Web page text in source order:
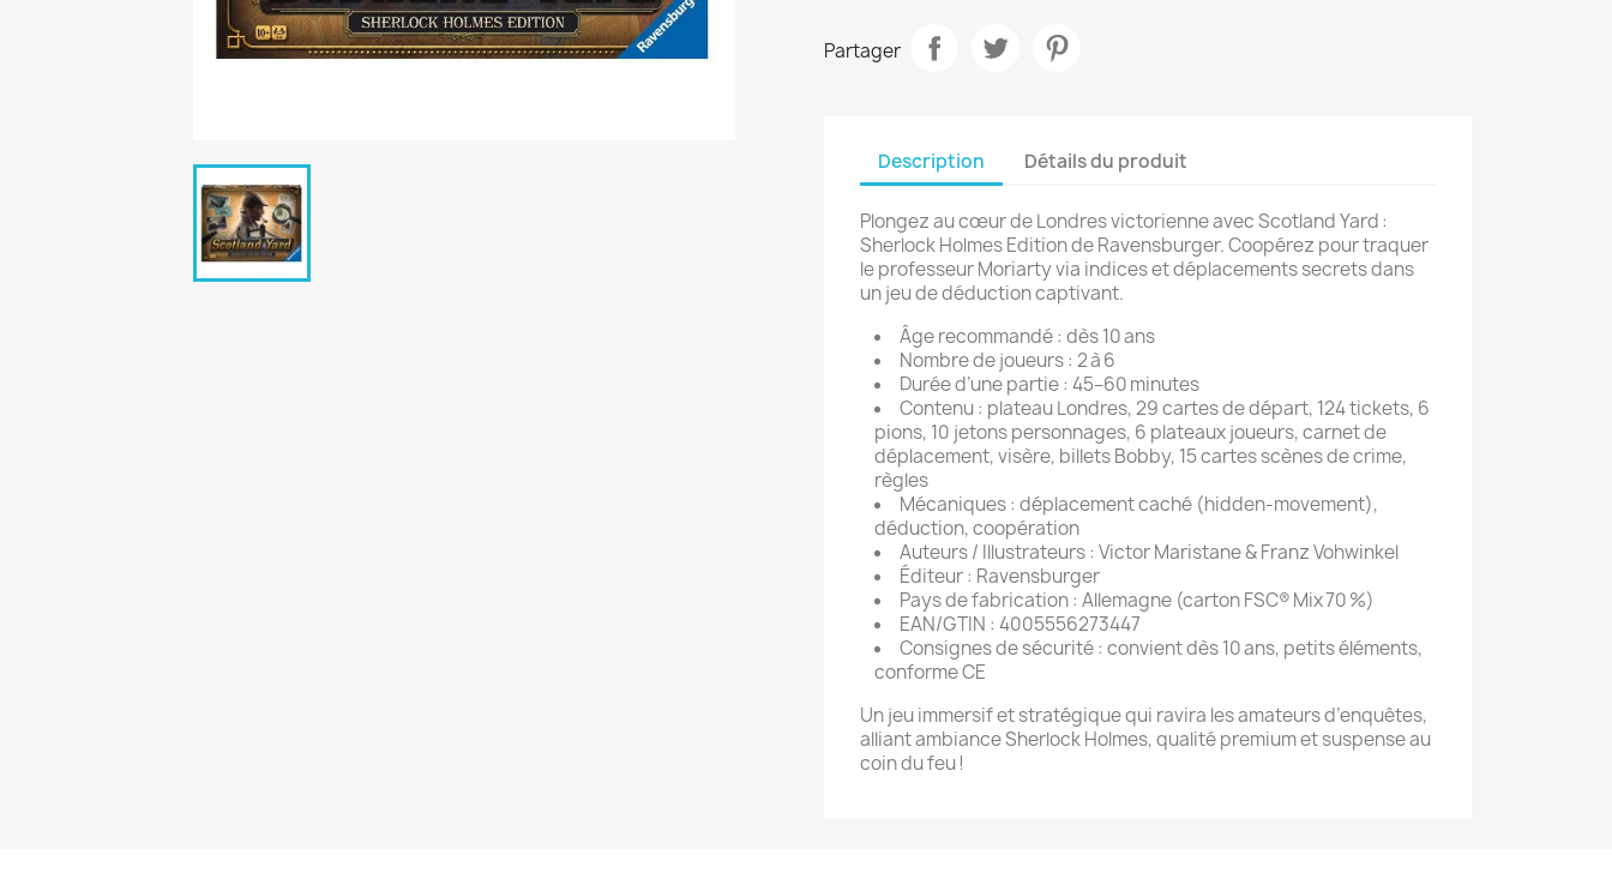
Partager
Description Détails du produit
Plongez au cœur de Londres victorienne avec Scotland Yard :
Sherlock Holmes Edition de Ravensburger. Coopérez pour traquer
le professeur Moriarty via indices et déplacements secrets dans
un jeu de déduction captivant.
Âge recommandé : dès 10 ans
Nombre de joueurs : 2 à 6
Durée d’une partie : 45–60 minutes
Contenu : plateau Londres, 29 cartes de départ, 124 tickets, 6
pions, 10 jetons personnages, 6 plateaux joueurs, carnet de
déplacement, visère, billets Bobby, 15 cartes scènes de crime,
règles
Mécaniques : déplacement caché (hidden‑movement),
déduction, coopération
Auteurs / Illustrateurs : Victor Maristane & Franz Vohwinkel
Éditeur : Ravensburger
Pays de fabrication : Allemagne (carton FSC® Mix 70 %)
EAN/GTIN : 4005556273447
Consignes de sécurité : convient dès 10 ans, petits éléments,
conforme CE
Un jeu immersif et stratégique qui ravira les amateurs d’enquêtes,
alliant ambiance Sherlock Holmes, qualité premium et suspense au
coin du feu !